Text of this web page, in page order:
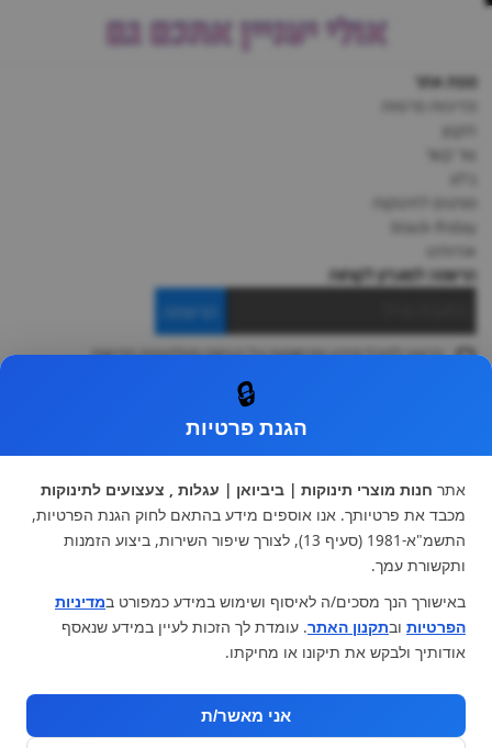
אולי יעניין אתכם גם
מפת אתר
צור קשר
מותגים לתינוקות
black-friday
אודותינו
הרשמה למועדון לקוחות
הרשמה
ברצוני לקבל מידע ופרסומות על הנחות וקולקציות חדשות
עגלות וטיולונים
כיסא בטיחות ואביזרים
ריהוט לתינוקות
מצעים למיטת תינוק וטקסטיל
צעצועי ילדים
על גלגלים
הנקה והאכלה
מוצרי אמבטיה
מוזמנים לבקר אותנו:
🔒
הגנת פרטיות
אתר חנות מוצרי תינוקות | ביביואן | עגלות , צעצועים לתינוקות
מכבד את פרטיותך. אנו אוספים מידע בהתאם לחוק הגנת הפרטיות,
התשמ"א-1981 (סעיף 13), לצורך שיפור השירות, ביצוע הזמנות
ותקשורת עמך.
באישורך הנך מסכים/ה לאיסוף ושימוש במידע כמפורט במדיניות
הפרטיות ובתקנון האתר. עומדת לך הזכות לעיין במידע שנאסף
אודותיך ולבקש את תיקונו או מחיקתו.
אני מאשר/ת